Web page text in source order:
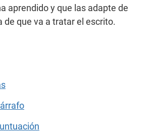
aprendido y que las adapte de
de que va a tratar el escrito.